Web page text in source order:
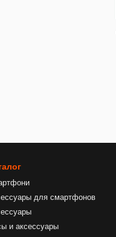
для смартфонов
и аксессуары